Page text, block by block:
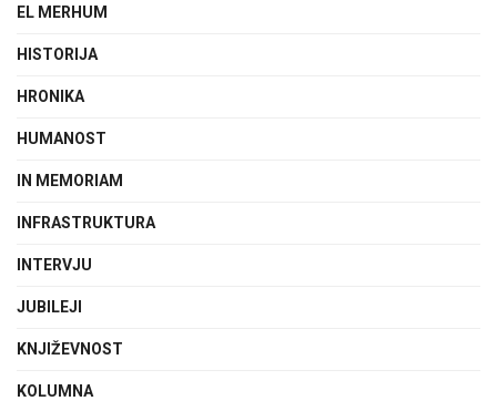
EL MERHUM
HISTORIJA
HRONIKA
HUMANOST
IN MEMORIAM
INFRASTRUKTURA
INTERVJU
JUBILEJI
KNJIŽEVNOST
KOLUMNA